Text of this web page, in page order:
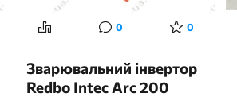
0 0
Зварювальний інвертор
Redbo Intec Arc 200